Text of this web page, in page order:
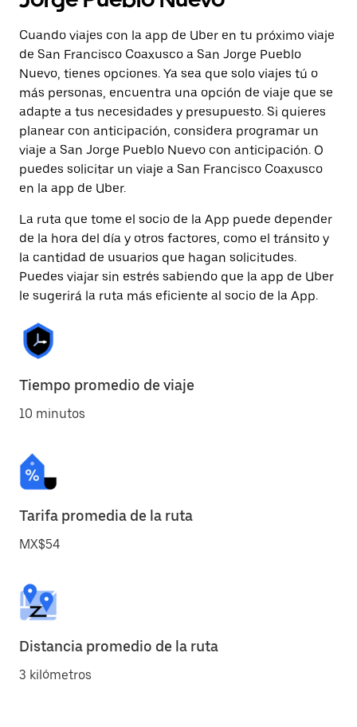
Cuando viajes con la app de Uber en tu próximo viaje
de San Francisco Coaxusco a San Jorge Pueblo
Nuevo, tienes opciones. Ya sea que solo viajes tú o
más personas, encuentra una opción de viaje que se
adapte a tus necesidades y presupuesto. Si quieres
planear con anticipación, considera programar un
viaje a San Jorge Pueblo Nuevo con anticipación. O
puedes solicitar un viaje a San Francisco Coaxusco
en la app de Uber.
La ruta que tome el socio de la App puede depender
de la hora del día y otros factores, como el tránsito y
la cantidad de usuarios que hagan solicitudes.
Puedes viajar sin estrés sabiendo que la app de Uber
le sugerirá la ruta más eficiente al socio de la App.
Tiempo promedio de viaje
10 minutos
Tarifa promedia de la ruta
MX$54
Distancia promedio de la ruta
3 kilómetros